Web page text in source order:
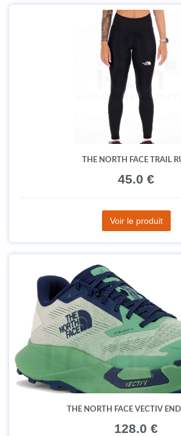
THE NORTH FACE TRAIL
45.0 €
Voir le produit
THE NORTH FACE VECTIV
128.0 €